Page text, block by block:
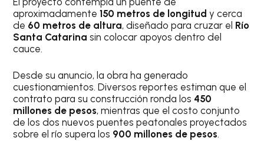
aproximadamente150 metros de longitud y cerca
de 60 metros de altura, diseñado para cruzar el Río
Santa Catarina sin colocar apoyos dentro del
cauce.
Desde su anuncio, la obra ha generado
cuestionamientos. Diversos reportes estiman que el
contrato para su construcción ronda los 450
millones de pesos, mientras que el costo conjunto
de los dos nuevos puentes peatonales proyectados
sobre el río supera los 900 millones de pesos.